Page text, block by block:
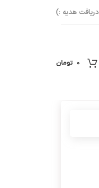
دریافت هدیه :)
0 تومان